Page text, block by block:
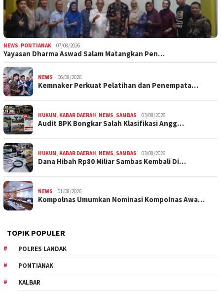
NEWS, PONTIANAK 07/08/2026
Yayasan Dharma Aswad Salam Matangkan Pen…
NEWS 06/08/2026
Kemnaker Perkuat Pelatihan dan Penempata…
HUKUM, KABAR DAERAH, NEWS, SAMBAS 03/08/2026
Audit BPK Bongkar Salah Klasifikasi Angg…
HUKUM, KABAR DAERAH, NEWS, SAMBAS 03/08/2026
Dana Hibah Rp80 Miliar Sambas Kembali Di…
NEWS 01/08/2026
Kompolnas Umumkan Nominasi Kompolnas Awa…
TOPIK POPULER
POLRES LANDAK
PONTIANAK
KALBAR